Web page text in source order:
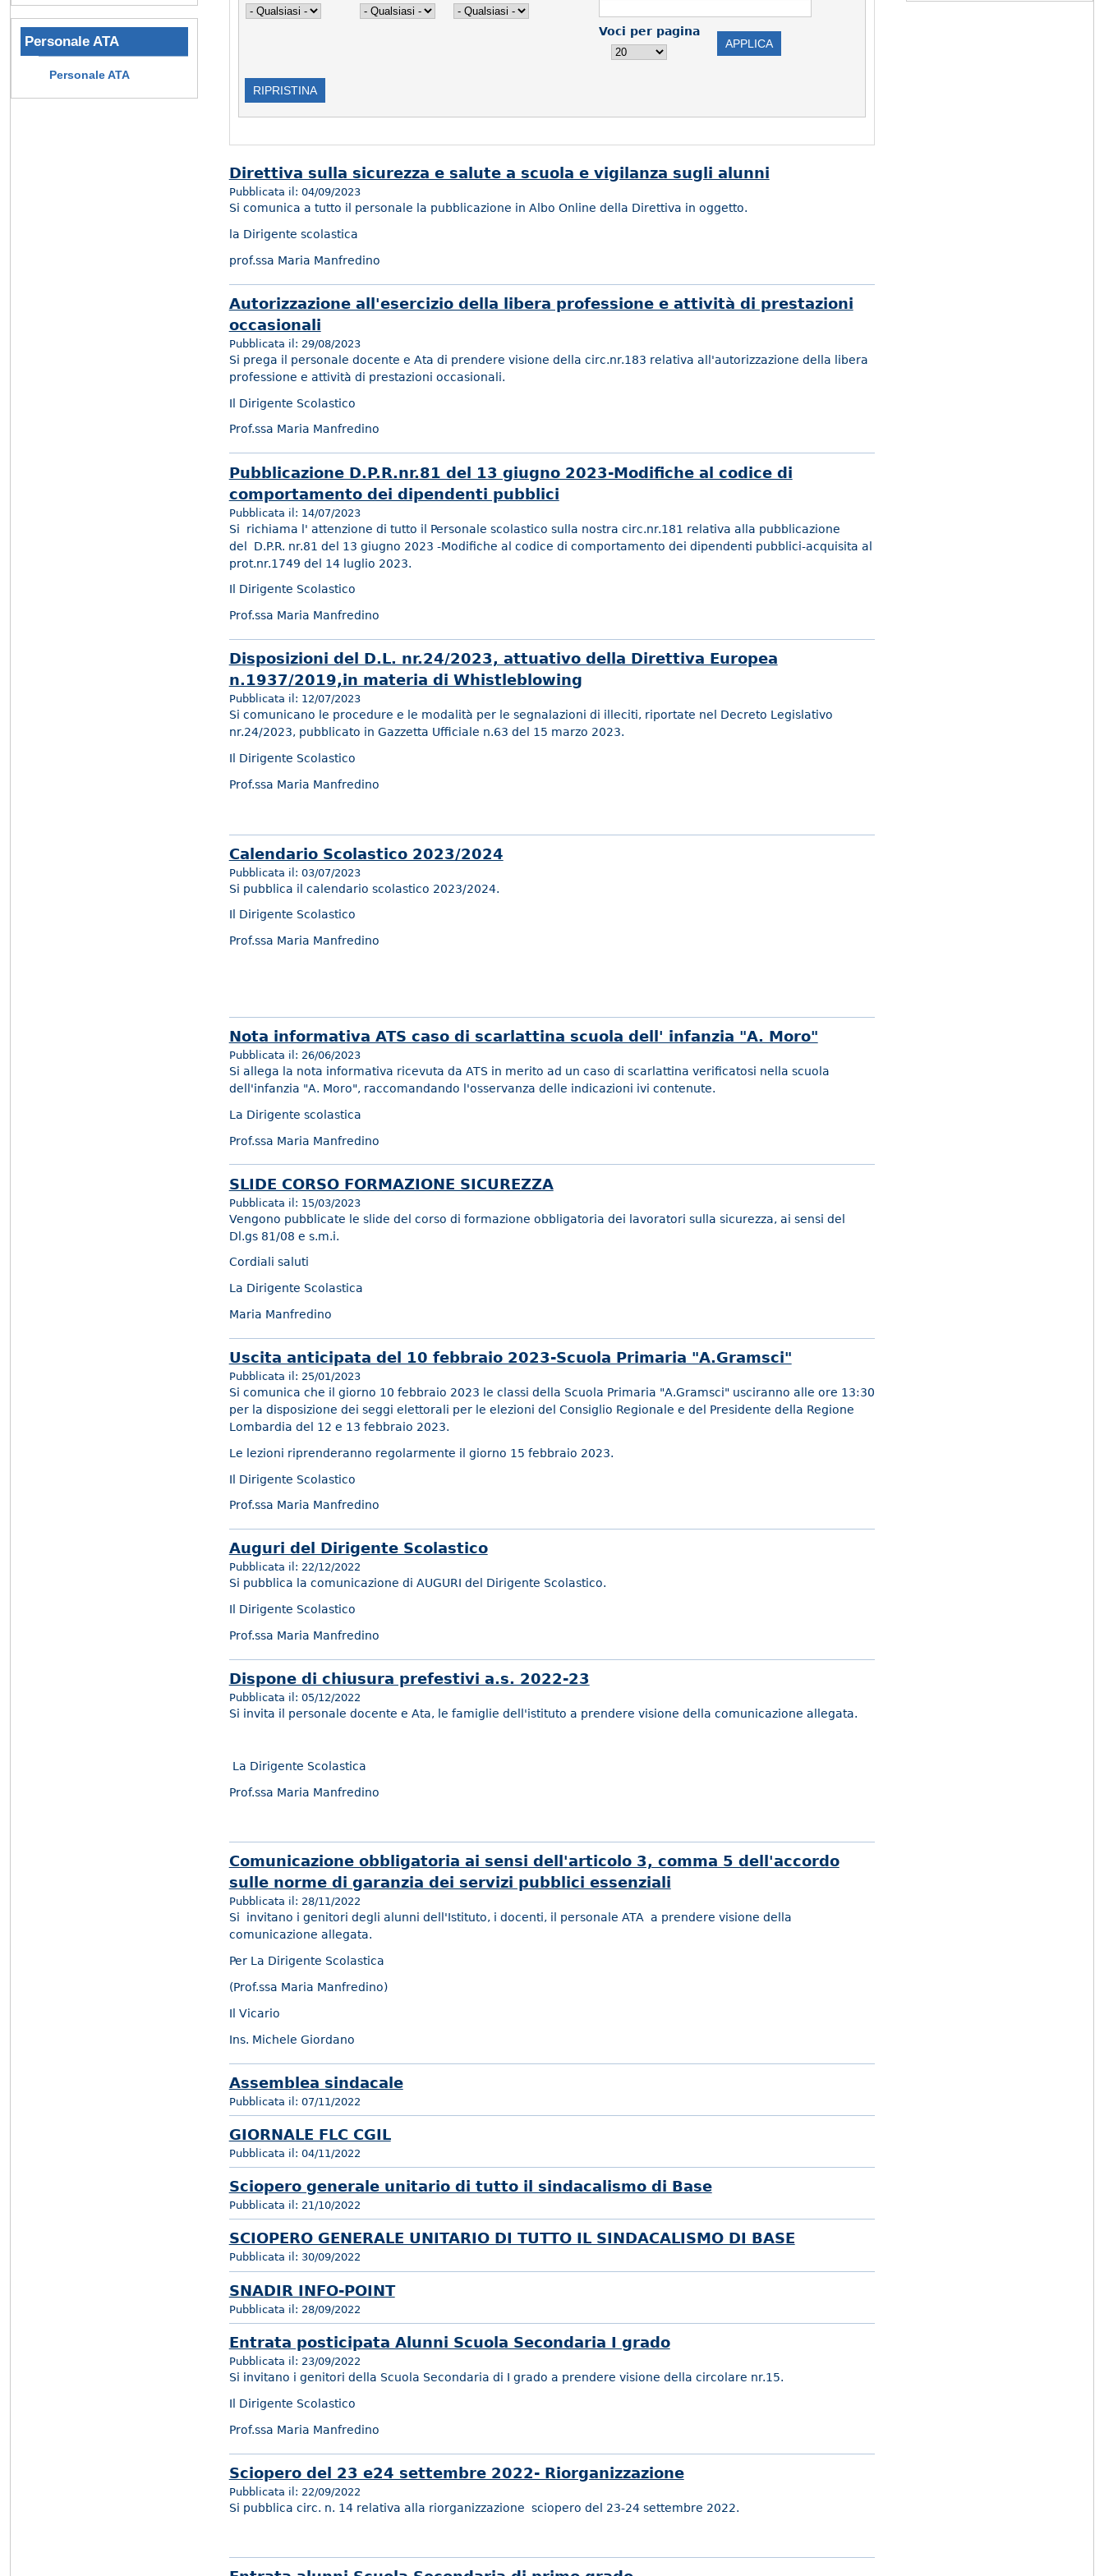
Voci per pagina
Direttiva sulla sicurezza e salute a scuola e vigilanza sugli alunni
Pubblicata il: 04/09/2023
Si comunica a tutto il personale la pubblicazione in Albo Online della Direttiva in oggetto.
la Dirigente scolastica
prof.ssa Maria Manfredino
Autorizzazione all'esercizio della libera professione e attività di prestazioni
occasionali
Pubblicata il: 29/08/2023
Si prega il personale docente e Ata di prendere visione della circ.nr.183 relativa all'autorizzazione della libera
professione e attività di prestazioni occasionali.
Il Dirigente Scolastico
Prof.ssa Maria Manfredino
Pubblicazione D.P.R.nr.81 del 13 giugno 2023-Modifiche al codice di
comportamento dei dipendenti pubblici
Pubblicata il: 14/07/2023
Si richiama l' attenzione di tutto il Personale scolastico sulla nostra circ.nr.181 relativa alla pubblicazione
del D.P.R. nr.81 del 13 giugno 2023 -Modifiche al codice di comportamento dei dipendenti pubblici-acquisita al
prot.nr.1749 del 14 luglio 2023.
Il Dirigente Scolastico
Prof.ssa Maria Manfredino
Disposizioni del D.L. nr.24/2023, attuativo della Direttiva Europea
n.1937/2019,in materia di Whistleblowing
Pubblicata il: 12/07/2023
Si comunicano le procedure e le modalità per le segnalazioni di illeciti, riportate nel Decreto Legislativo
nr.24/2023, pubblicato in Gazzetta Ufficiale n.63 del 15 marzo 2023.
Il Dirigente Scolastico
Prof.ssa Maria Manfredino
Calendario Scolastico 2023/2024
Pubblicata il: 03/07/2023
Si pubblica il calendario scolastico 2023/2024.
Il Dirigente Scolastico
Prof.ssa Maria Manfredino
Nota informativa ATS caso di scarlattina scuola dell' infanzia "A. Moro"
Pubblicata il: 26/06/2023
Si allega la nota informativa ricevuta da ATS in merito ad un caso di scarlattina verificatosi nella scuola
dell'infanzia "A. Moro", raccomandando l'osservanza delle indicazioni ivi contenute.
La Dirigente scolastica
Prof.ssa Maria Manfredino
SLIDE CORSO FORMAZIONE SICUREZZA
Pubblicata il: 15/03/2023
Vengono pubblicate le slide del corso di formazione obbligatoria dei lavoratori sulla sicurezza, ai sensi del
Dl.gs 81/08 e s.m.i.
Cordiali saluti
La Dirigente Scolastica
Maria Manfredino
Uscita anticipata del 10 febbraio 2023-Scuola Primaria "A.Gramsci"
Pubblicata il: 25/01/2023
Si comunica che il giorno 10 febbraio 2023 le classi della Scuola Primaria "A.Gramsci" usciranno alle ore 13:30
per la disposizione dei seggi elettorali per le elezioni del Consiglio Regionale e del Presidente della Regione
Lombardia del 12 e 13 febbraio 2023.
Le lezioni riprenderanno regolarmente il giorno 15 febbraio 2023.
Il Dirigente Scolastico
Prof.ssa Maria Manfredino
Auguri del Dirigente Scolastico
Pubblicata il: 22/12/2022
Si pubblica la comunicazione di AUGURI del Dirigente Scolastico.
Il Dirigente Scolastico
Prof.ssa Maria Manfredino
Dispone di chiusura prefestivi a.s. 2022-23
Pubblicata il: 05/12/2022
Si invita il personale docente e Ata, le famiglie dell'istituto a prendere visione della comunicazione allegata.
La Dirigente Scolastica
Prof.ssa Maria Manfredino
Comunicazione obbligatoria ai sensi dell'articolo 3, comma 5 dell'accordo
sulle norme di garanzia dei servizi pubblici essenziali
Pubblicata il: 28/11/2022
Si invitano i genitori degli alunni dell'Istituto, i docenti, il personale ATA a prendere visione della
comunicazione allegata.
Per La Dirigente Scolastica
(Prof.ssa Maria Manfredino)
Il Vicario
Ins. Michele Giordano
Assemblea sindacale
Pubblicata il: 07/11/2022
GIORNALE FLC CGIL
Pubblicata il: 04/11/2022
Sciopero generale unitario di tutto il sindacalismo di Base
Pubblicata il: 21/10/2022
SCIOPERO GENERALE UNITARIO DI TUTTO IL SINDACALISMO DI BASE
Pubblicata il: 30/09/2022
SNADIR INFO-POINT
Pubblicata il: 28/09/2022
Entrata posticipata Alunni Scuola Secondaria I grado
Pubblicata il: 23/09/2022
Si invitano i genitori della Scuola Secondaria di I grado a prendere visione della circolare nr.15.
Il Dirigente Scolastico
Prof.ssa Maria Manfredino
Sciopero del 23 e24 settembre 2022- Riorganizzazione
Pubblicata il: 22/09/2022
Si pubblica circ. n. 14 relativa alla riorganizzazione sciopero del 23-24 settembre 2022.
Personale ATA
Personale ATA